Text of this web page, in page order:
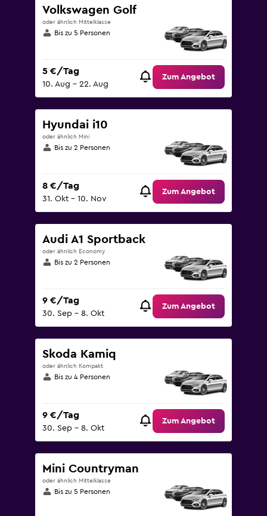
Volkswagen Golf
oder ähnlich Mittelklasse
Bis zu 5 Personen
5 €/Tag
10. Aug – 22. Aug
Zum Angebot
Hyundai i10
oder ähnlich Mini
Bis zu 2 Personen
8 €/Tag
31. Okt – 10. Nov
Zum Angebot
Audi A1 Sportback
oder ähnlich Economy
Bis zu 2 Personen
9 €/Tag
30. Sep – 8. Okt
Zum Angebot
Skoda Kamiq
oder ähnlich Kompakt
Bis zu 4 Personen
9 €/Tag
30. Sep – 8. Okt
Zum Angebot
Mini Countryman
oder ähnlich Mittelklasse
Bis zu 5 Personen